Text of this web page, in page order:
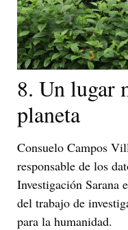
8. Un lugar
planeta
Consuelo Campos
responsable de los
Investigación Sarana
del trabajo de
para la humanidad.